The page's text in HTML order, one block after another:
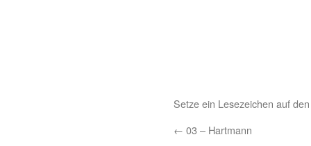
Setze ein Lesezeichen auf
← 03 – Hartmann